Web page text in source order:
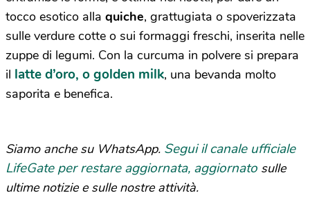
tocco esotico alla quiche, grattugiata o spoverizzata
sulle verdure cotte o sui formaggi freschi, inserita nelle
zuppe di legumi. Con la curcuma in polvere si prepara
il latte d’oro, o golden milk, una bevanda molto
saporita e benefica.
Siamo anche su WhatsApp. Segui il canale ufficiale
LifeGate per restare aggiornata, aggiornato sulle
ultime notizie e sulle nostre attività.